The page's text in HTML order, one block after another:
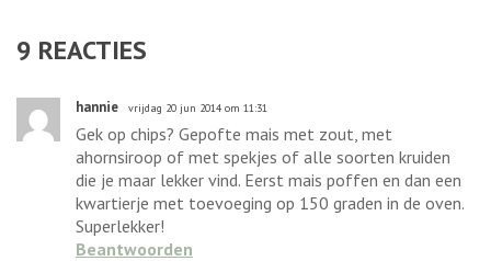
9 REACTIES
hannie vrijdag 20 jun 2014 om 11:31
Gek op chips? Gepofte mais met zout, met
ahornsiroop of met spekjes of alle soorten kruiden
die je maar lekker vind. Eerst mais poffen en dan een
kwartierje met toevoeging op 150 graden in de oven.
Superlekker!
Beantwoorden